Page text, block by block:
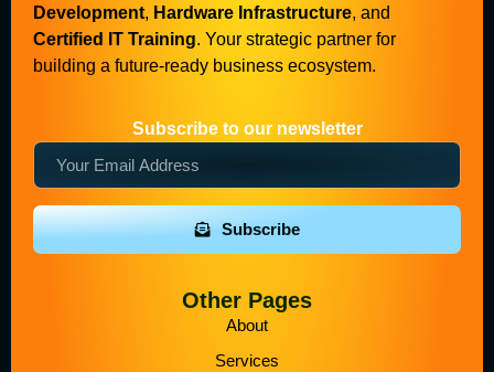
Development, Hardware Infrastructure, and
Certified IT Training. Your strategic partner for
building a future-ready business ecosystem.
Subscribe to our newsletter
Subscribe
Other Pages
About
Services